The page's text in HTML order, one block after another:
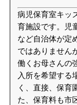
病児保育室キッ
育施設です。児
など自治体が定
ではありません
働くお母さんの
入所を希望する
く、直接、保育
た、保育料も市